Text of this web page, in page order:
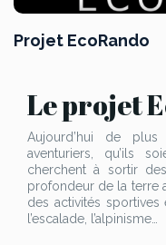
Projet EcoRando
Le projet
Aujourd’hui de
aventuriers, qu’ils
cherchent à sortir
profondeur de la terre
des activités
l’escalade, l’alpinisme…